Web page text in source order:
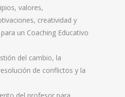
valores,
creatividad y
un Coaching Educativo
del cambio, la
de conflictos y la